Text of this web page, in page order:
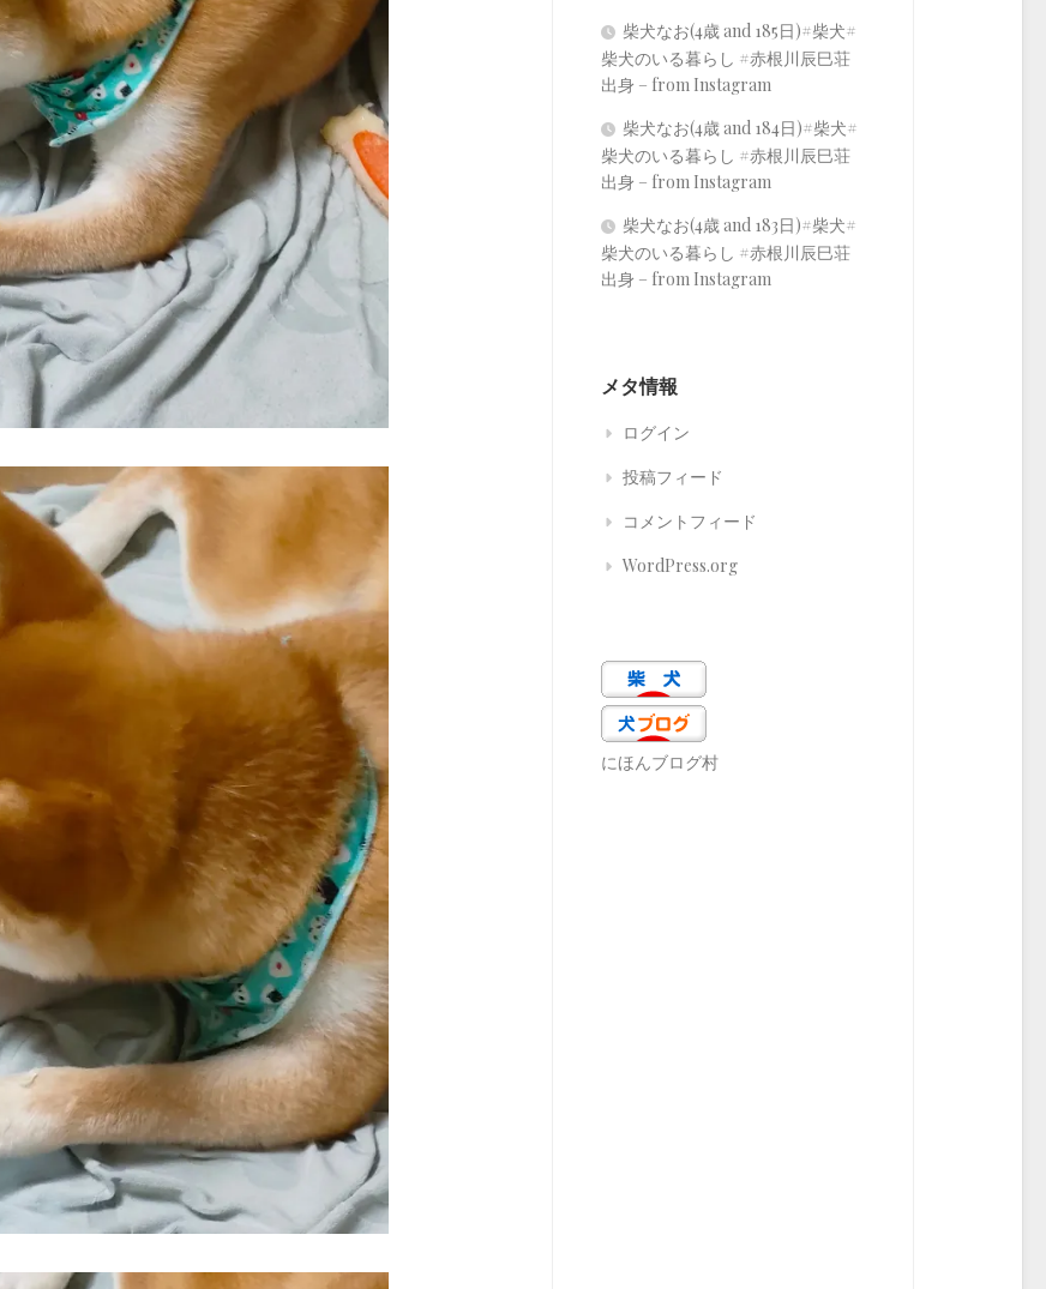
柴犬なお(4歳 and 185日)#柴犬#
柴犬のいる暮らし #赤根川辰巳荘
出身 – from Instagram
柴犬なお(4歳 and 184日)#柴犬#
柴犬のいる暮らし #赤根川辰巳荘
出身 – from Instagram
柴犬なお(4歳 and 183日)#柴犬#
柴犬のいる暮らし #赤根川辰巳荘
出身 – from Instagram
メタ情報
ログイン
投稿フィード
コメントフィード
WordPress.org
にほんブログ村